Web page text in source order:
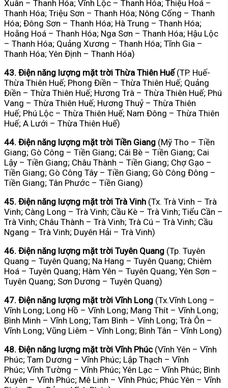
Xuân – Thanh Hóa; Vĩnh Lộc – Thanh Hóa; Thiệu Hoá –
Thanh Hóa; Triệu Sơn – Thanh Hóa; Nông Cống – Thanh
Hóa; Đông Sơn – Thanh Hóa; Hà Trung – Thanh Hóa;
Hoằng Hoá – Thanh Hóa; Nga Sơn – Thanh Hóa; Hậu Lộc
– Thanh Hóa; Quảng Xương – Thanh Hóa; Tĩnh Gia –
Thanh Hóa; Yên Định – Thanh Hóa)
43. Điện năng lượng mặt trời Thừa Thiên Huế(TP. Huế-
Thừa Thiên Huế; Phong Điền – Thừa Thiên Huế; Quảng
Điền – Thừa Thiên Huế; Hương Trà – Thừa Thiên Huế; Phú
Vang – Thừa Thiên Huế; Hương Thuỷ – Thừa Thiên
Huế; Phú Lộc – Thừa Thiên Huế; Nam Đông – Thừa Thiên
Huế; A Lưới – Thừa Thiên Huế)
44. Điện năng lượng mặt trời Tiền Giang (Mỹ Tho – Tiền
Giang; Gò Công – Tiền Giang; Cái Bè – Tiền Giang; Cai
Lậy – Tiền Giang; Châu Thành – Tiền Giang; Chợ Gạo –
Tiền Giang; Gò Công Tây – Tiền Giang; Gò Công Đông –
Tiền Giang; Tân Phước – Tiền Giang)
45. Điện năng lượng mặt trời Trà Vinh (Tx. Trà Vinh – Trà
Vinh; Càng Long – Trà Vinh; Cầu Kè – Trà Vinh; Tiểu Cần –
Trà Vinh; Châu Thành – Trà Vinh; Trà Cú – Trà Vinh; Cầu
Ngang – Trà Vinh; Duyên Hải – Trà Vinh)
46. Điện năng lượng mặt trời Tuyên Quang (Tp. Tuyên
Quang – Tuyên Quang; Na Hang – Tuyên Quang; Chiêm
Hoá – Tuyên Quang; Hàm Yên – Tuyên Quang; Yên Sơn –
Tuyên Quang; Sơn Dương – Tuyên Quang)
47. Điện năng lượng mặt trời Vĩnh Long (Tx.Vĩnh Long –
Vĩnh Long; Long Hồ – Vĩnh Long; Mang Thít – Vĩnh Long;
Bình Minh – Vĩnh Long; Tam Bình – Vĩnh Long; Trà Ôn –
Vĩnh Long; Vũng Liêm – Vĩnh Long; Bình Tân – Vĩnh Long)
48. Điện năng lượng mặt trời Vĩnh Phúc(Vĩnh Yên – Vĩnh
Phúc; Tam Dương – Vĩnh Phúc; Lập Thạch – Vĩnh
Phúc; Vĩnh Tường – Vĩnh Phúc; Yên Lạc – Vĩnh Phúc; Bình
Xuyên – Vĩnh Phúc; Mê Linh – Vĩnh Phúc; Phúc Yên – Vĩnh